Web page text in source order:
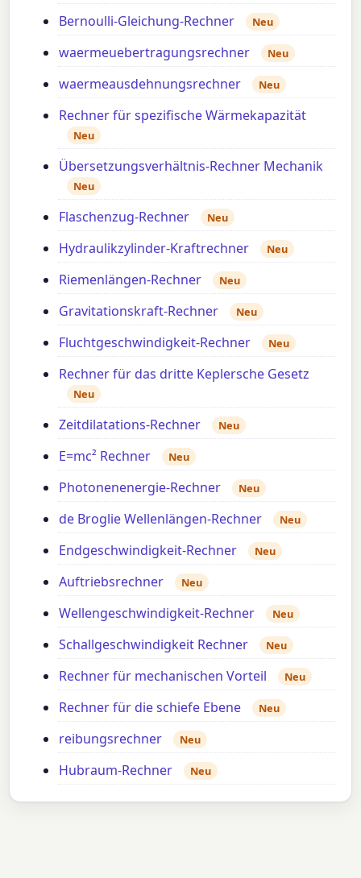
Bernoulli-Gleichung-Rechner Neu
waermeuebertragungsrechner Neu
waermeausdehnungsrechner Neu
Rechner für spezifische Wärmekapazität
Neu
Übersetzungsverhältnis-Rechner Mechanik
Neu
Flaschenzug-Rechner Neu
Hydraulikzylinder-Kraftrechner Neu
Riemenlängen-Rechner Neu
Gravitationskraft-Rechner Neu
Fluchtgeschwindigkeit-Rechner Neu
Rechner für das dritte Keplersche Gesetz
Neu
Zeitdilatations-Rechner Neu
E=mc² Rechner Neu
Photonenenergie-Rechner Neu
de Broglie Wellenlängen-Rechner Neu
Endgeschwindigkeit-Rechner Neu
Auftriebsrechner Neu
Wellengeschwindigkeit-Rechner Neu
Schallgeschwindigkeit Rechner Neu
Rechner für mechanischen Vorteil Neu
Rechner für die schiefe Ebene Neu
reibungsrechner Neu
Hubraum-Rechner Neu